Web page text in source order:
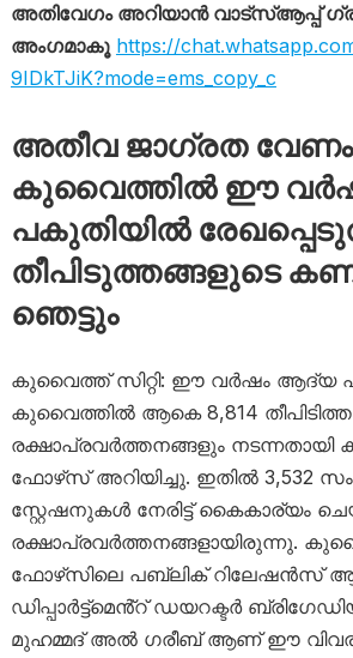
അതിവേഗം അറിയാൻ വാട്സ്ആപ്പ്
അംഗമാകൂ https://
9IDkTJiK?mode=ems_copy_c
അതീവ ജാ​ഗ്രത
കുവൈത്തിൽ ഈ
പകുതിയിൽ
തീപിടുത്തങ്ങളുടെ
ഞെട്ടും
കുവൈത്ത് സിറ്റി: ഈ വർഷം ആദ്യ
കുവൈത്തിൽ ആകെ 8,814
രക്ഷാപ്രവർത്തനങ്ങളും
ഫോഴ്‌സ് അറിയിച്ചു. ഇതിൽ 3,532
സ്റ്റേഷനുകൾ നേരിട്ട് കൈകാര്യം
രക്ഷാപ്രവർത്തനങ്ങളായിരുന്നു.
ഫോഴ്‌സിലെ പബ്ലിക് റിലേഷൻസ്
ഡിപ്പാർട്ട്‌മെൻ്റ് ഡയറക്ടർ
മുഹമ്മദ് അൽ ഗരീബ് ആണ് ഈ